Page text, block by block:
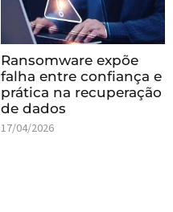
Ransomware expõe
falha entre confiança e
prática na recuperação
de dados
17/04/2026